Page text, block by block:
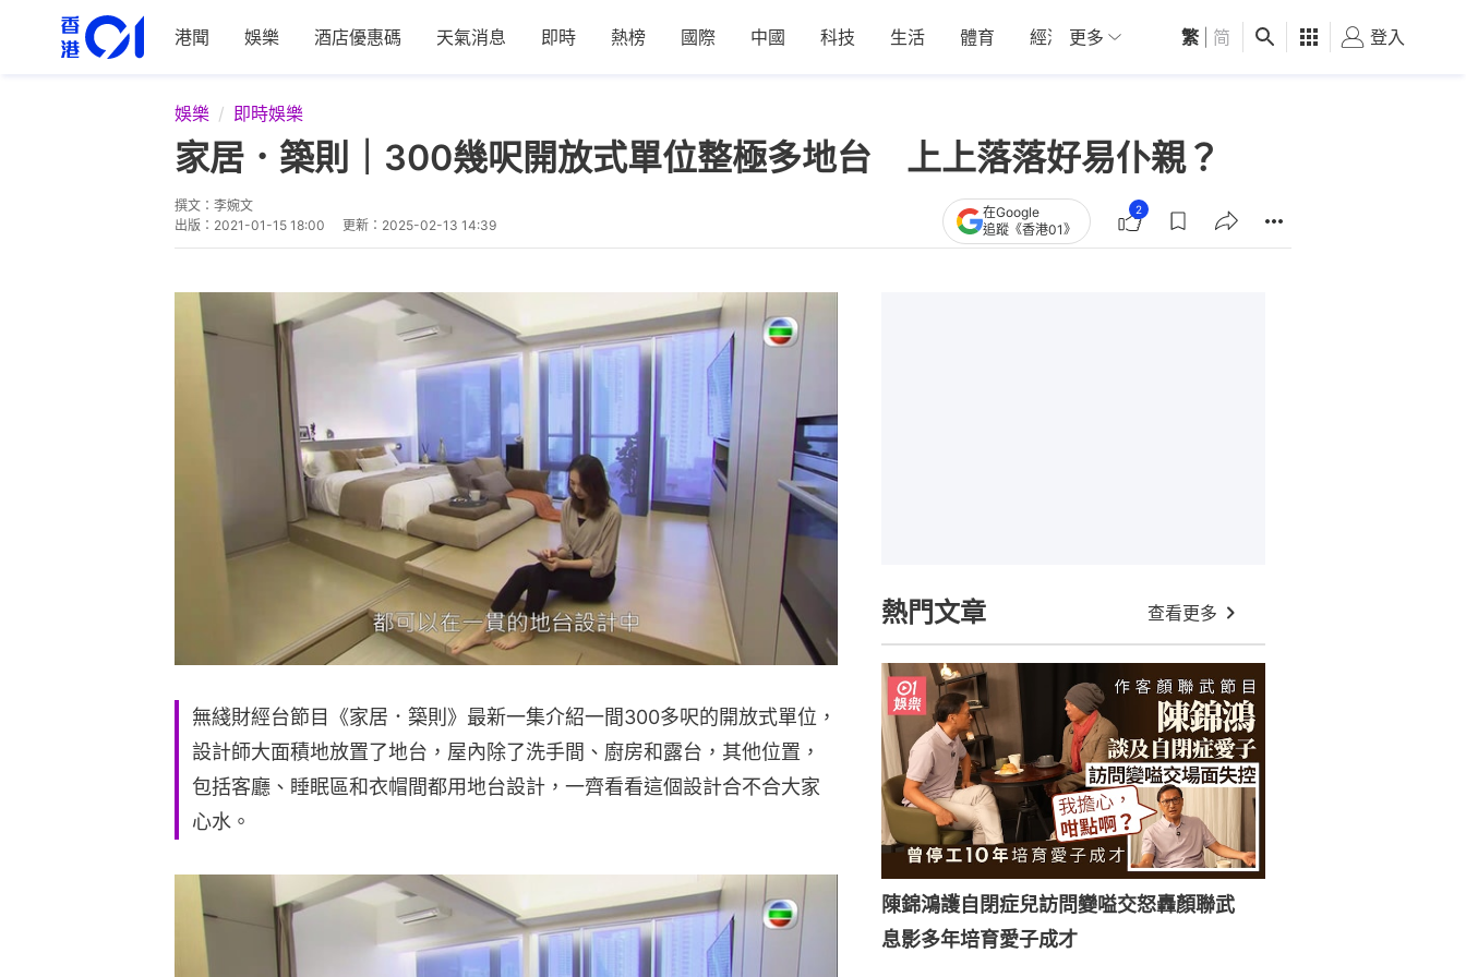
港聞 娛樂 酒店優惠碼 天氣消息 即時 熱榜 國際 中國 科技 生活 體育 經濟 01深圳 觀點 健康 好食玩飛
更多 繁 简 登入
娛樂 即時娛樂
家居．築則｜300幾呎開放式單位整極多地台 上上落落好易仆親？
撰文： 李婉文
出版： 2021-01-15 18:00 更新： 2025-02-13 14:39
在Google
追蹤《香港01》
2
無綫財經台節目《家居．築則》最新一集介紹一間300多呎的開放式單位，
設計師大面積地放置了地台，屋內除了洗手間、廚房和露台，其他位置，
包括客廳、睡眠區和衣帽間都用地台設計，一齊看看這個設計合不合大家
心水。
熱門文章 查看更多
陳錦鴻護自閉症兒訪問變嗌交怒轟顏聯武
息影多年培育愛子成才